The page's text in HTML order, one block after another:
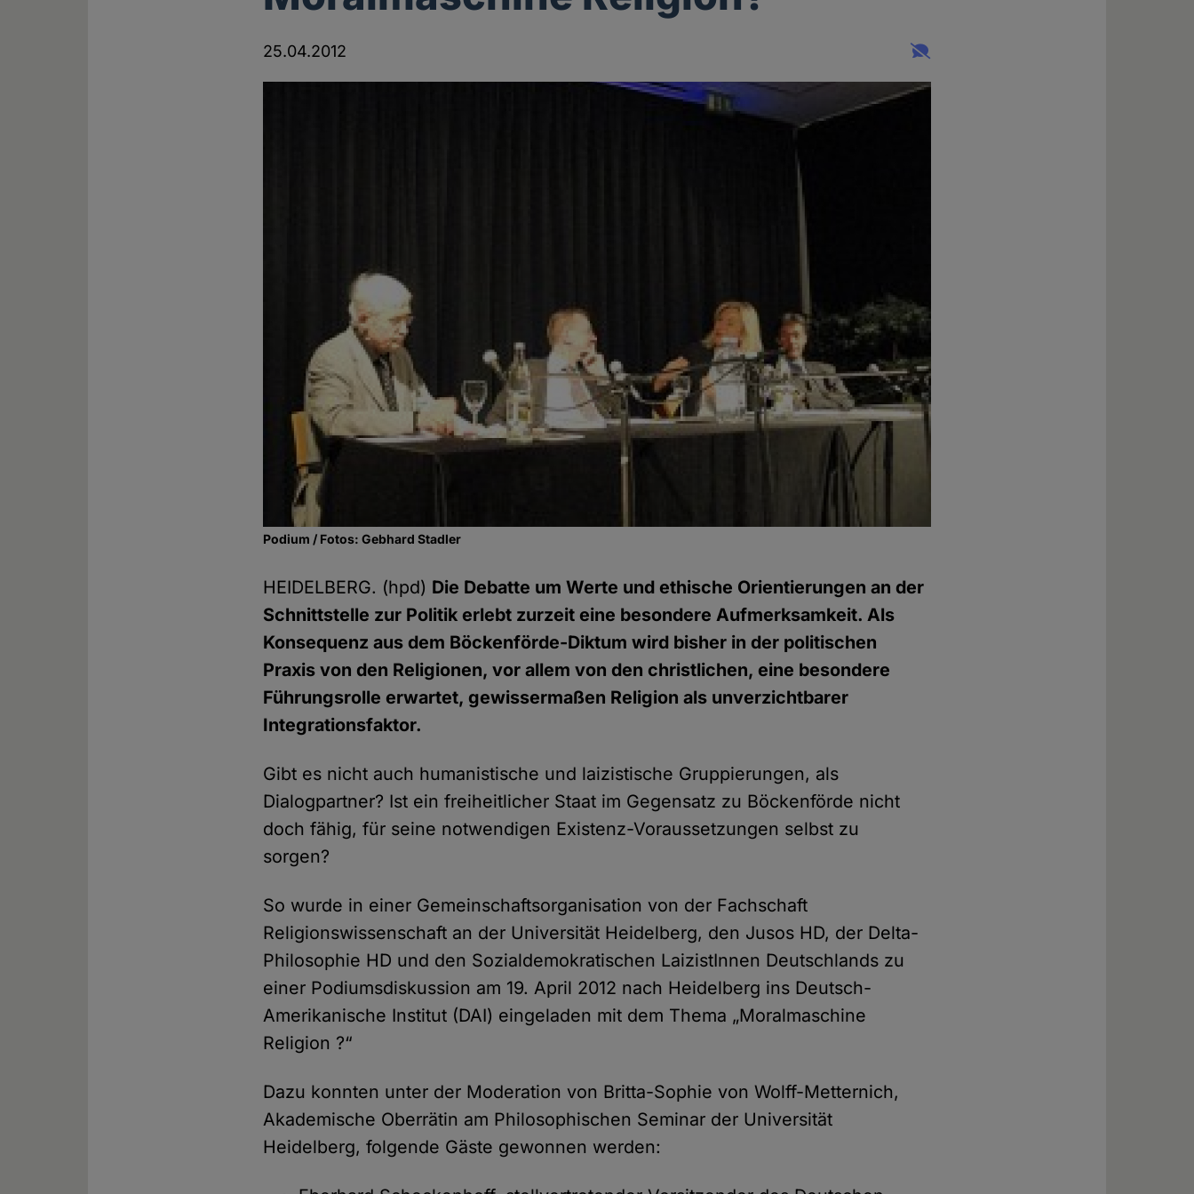
25.04.2012
Podium / Fotos: Gebhard Stadler
HEIDELBERG. (hpd) Die Debatte um Werte und ethische Orientierungen an der
Schnittstelle zur Politik erlebt zurzeit eine besondere Aufmerksamkeit. Als
Konsequenz aus dem Böckenförde-Diktum wird bisher in der politischen
Praxis von den Religionen, vor allem von den christlichen, eine besondere
Führungsrolle erwartet, gewissermaßen Religion als unverzichtbarer
Integrationsfaktor.
Gibt es nicht auch humanistische und laizistische Gruppierungen, als
Dialogpartner? Ist ein freiheitlicher Staat im Gegensatz zu Böckenförde nicht
doch fähig, für seine notwendigen Existenz-Voraussetzungen selbst zu
sorgen?
So wurde in einer Gemeinschaftsorganisation von der Fachschaft
Religionswissenschaft an der Universität Heidelberg, den Jusos HD, der Delta-
Philosophie HD und den Sozialdemokratischen LaizistInnen Deutschlands zu
einer Podiumsdiskussion am 19. April 2012 nach Heidelberg ins Deutsch-
Amerikanische Institut (DAI) eingeladen mit dem Thema „Moralmaschine
Religion ?“
Dazu konnten unter der Moderation von Britta-Sophie von Wolff-Metternich,
Akademische Oberrätin am Philosophischen Seminar der Universität
Heidelberg, folgende Gäste gewonnen werden: